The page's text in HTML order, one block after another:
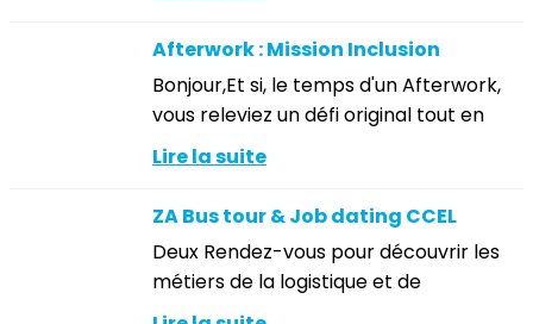
solutions concrètes et échanger avec
des acteurs et industriels du...
Afterwork : Mission Inclusion
Bonjour,Et si, le temps d'un Afterwork,
vous releviez un défi original tout en
échangeant autour d'un sujet qui nous
rassemble : l'inclusion des personnes
en situation de...
Lire la suite
ZA Bus tour & Job dating CCEL
Deux Rendez-vous pour découvrir les
métiers de la logistique et de
l’industrie et rencontrer les